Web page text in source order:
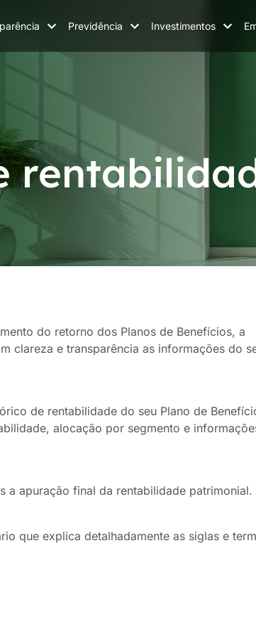
Previdência Investimentos
do retorno dos Planos de Benefícios, a
clareza e transparência as informações do
de rentabilidade do seu Plano de
alocação por segmento e
a apuração final da rentabilidade patrimonial.
que explica detalhadamente as siglas e